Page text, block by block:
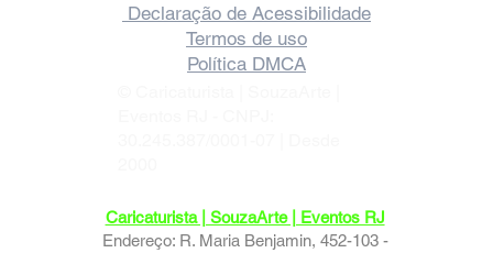
Caricaturista | SouzaArte | Eventos RJ
Endereço: R. Maria Benjamin, 452-103 -
Declaração de Acessibilidade
Termos de uso
Política DMCA